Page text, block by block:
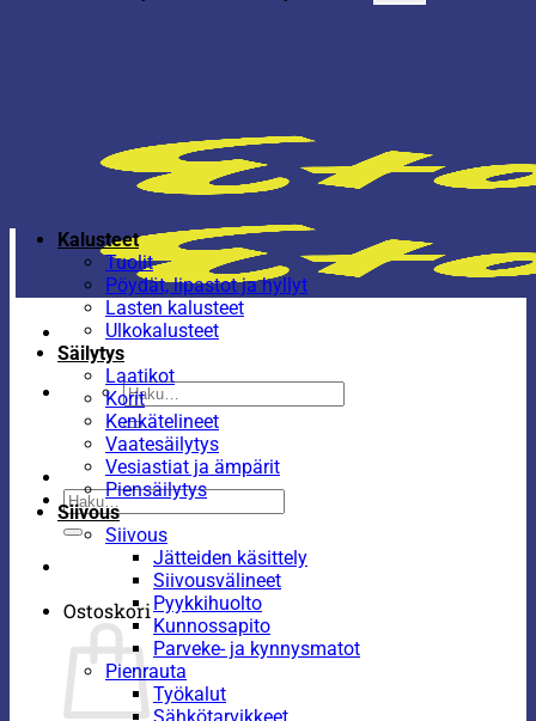
Etsi:
Etsi:
Ostoskori
Kalusteet
Tuolit
Pöydät, lipastot ja hyllyt
Lasten kalusteet
Ulkokalusteet
Säilytys
Laatikot
Korit
Kenkätelineet
Vaatesäilytys
Vesiastiat ja ämpärit
Piensäilytys
Siivous
Siivous
Jätteiden käsittely
Siivousvälineet
Pyykkihuolto
Kunnossapito
Parveke- ja kynnysmatot
Pienrauta
Työkalut